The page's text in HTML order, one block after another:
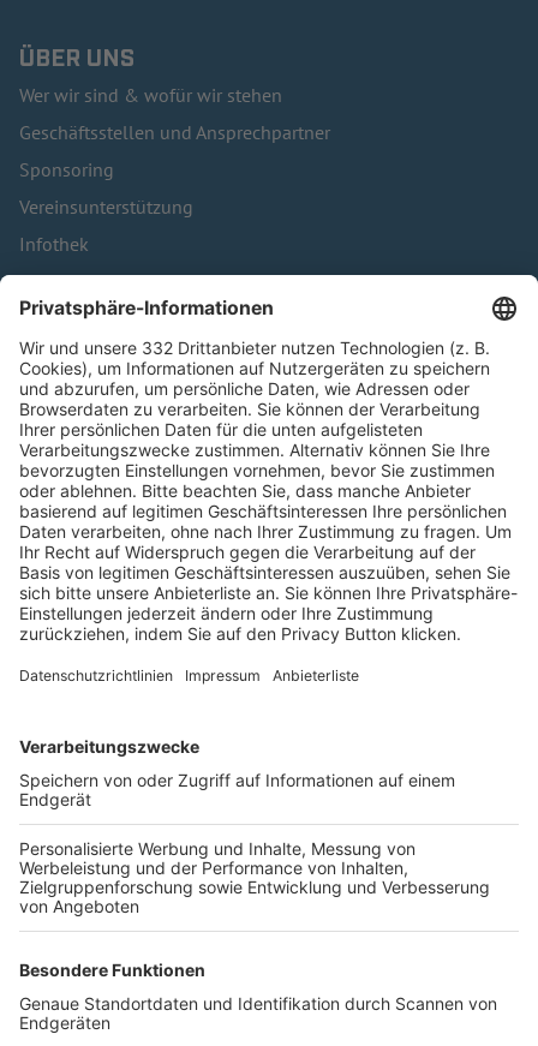
ÜBER UNS
Wer wir sind & wofür wir stehen
Geschäftsstellen und Ansprechpartner
Sponsoring
Vereinsunterstützung
Infothek
Kontakt
HÄUFIG BESUCHTE SEITEN
Pässe und Vereinswechsel
Trainerausbildung
Schulungsangebot Vereinsmitarbeiter
BFV-Geschäftsstellen
Trainerbörse
Login SpielPlus
FOLGE DEM BFV
TOP-VEREINE
TOP-PARTNER